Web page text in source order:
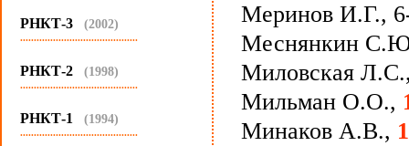
РНКТ-3 (2002)
...........................................
РНКТ-2 (1998)
...........................................
РНКТ-1 (1994)
...........................................
Меринов И.Г.,
Меснянкин
Миловская
Мильман О.О.,
Минаков А.В.,